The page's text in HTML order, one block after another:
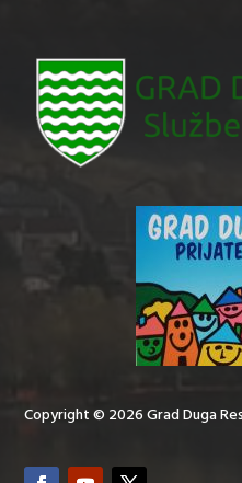
Copyright © 2026 Grad Duga